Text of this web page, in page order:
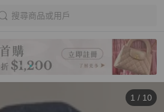
搜尋商品或用戶
1 / 10